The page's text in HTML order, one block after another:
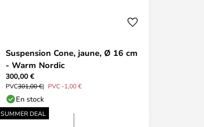
Suspension Cone, jaune, Ø 16 cm
- Warm Nordic
300,00 €
PVC301,00 € PVC -1,00 €
En stock
SUMMER DEAL